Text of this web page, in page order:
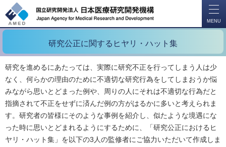
MENU
研究公正に関するヒヤリ・ハット集
研究を進めるにあたっては、実際に研究不正を行ってしまう人は少
なく、何らかの理由のために不適切な研究行為をしてしまおうか悩
みながら思いとどまった例や、周りの人にそれは不適切な行為だと
指摘されて不正をせずに済んだ例の方がはるかに多いと考えられま
す。研究者の皆様にそのような事例を紹介し、似たような境遇にな
った時に思いとどまれるようにするために、「研究公正におけるヒ
ヤリ・ハット集」を以下の3人の監修者にご協力いただいて作成しま